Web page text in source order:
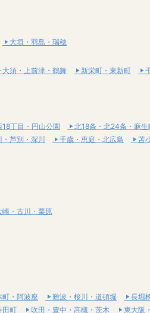
大垣・羽島・瑞穂
大須・上前津・鶴舞 新栄町・東新町
18丁目・円山公園 北18条・北24条・麻生
・芦別・深川 千歳・恵庭・北広島 苫
崎・古川・栗原
町・阿波座 難波・桜川・道頓堀 長堀
田町 吹田・豊中・高槻・茨木 東大阪